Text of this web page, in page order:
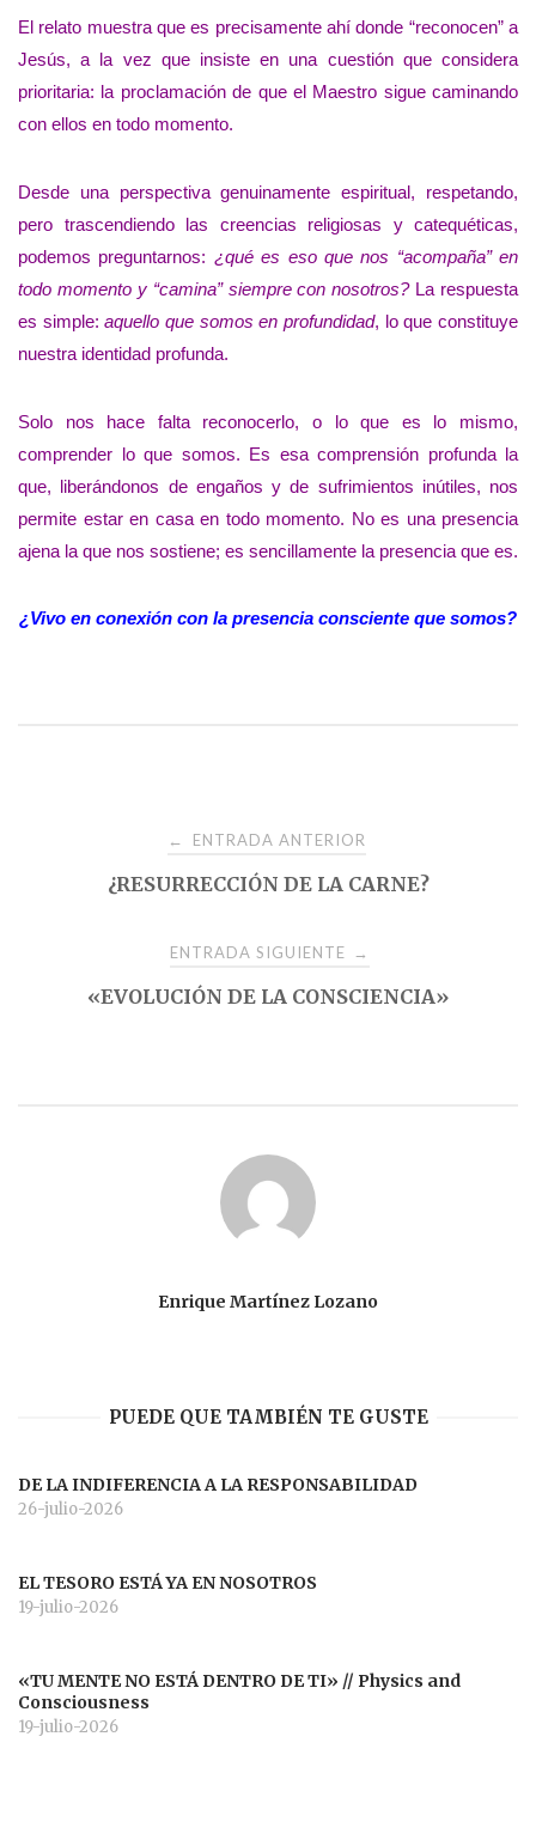
El relato muestra que es precisamente ahí donde “reconocen” a
Jesús, a la vez que insiste en una cuestión que considera
prioritaria: la proclamación de que el Maestro sigue caminando
con ellos en todo momento.
Desde una perspectiva genuinamente espiritual, respetando,
pero trascendiendo las creencias religiosas y catequéticas,
podemos preguntarnos: ¿qué es eso que nos “acompaña” en
todo momento y “camina” siempre con nosotros?La respuesta
es simple:aquello que somos en profundidad, lo que constituye
nuestra identidad profunda.
Solo nos hace falta reconocerlo, o lo que es lo mismo,
comprender lo que somos. Es esa comprensión profunda la
que, liberándonos de engaños y de sufrimientos inútiles, nos
permite estar en casa en todo momento. No es una presencia
ajena la que nos sostiene; es sencillamente la presencia que es.
¿Vivo en conexión con la presencia consciente que somos?
Navegación
← ENTRADA ANTERIOR
¿RESURRECCIÓN DE LA CARNE?
ENTRADA SIGUIENTE →
«EVOLUCIÓN DE LA CONSCIENCIA»
Enrique Martínez Lozano
PUEDE QUE TAMBIÉN TE GUSTE
DE LA INDIFERENCIA A LA RESPONSABILIDAD
26-julio-2026
EL TESORO ESTÁ YA EN NOSOTROS
19-julio-2026
«TU MENTE NO ESTÁ DENTRO DE TI» // Physics and
Consciousness
19-julio-2026